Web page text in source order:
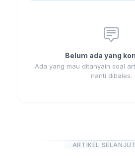
Belum ada yang
Ada yang mau ditanyain soal
nanti dibales.
ARTIKEL